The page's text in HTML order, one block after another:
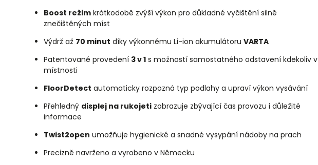
Boost režim krátkodobě zvýší výkon pro důkladné vyčištění silně
znečištěných míst
Výdrž až 70 minut díky výkonnému Li-ion akumulátoruVARTA
Patentované provedení 3 v 1 s možností samostatného odstavení kdekoliv v
místnosti
FloorDetect automaticky rozpozná typ podlahy a upraví výkon vysávání
Přehledný displej na rukojeti zobrazuje zbývající čas provozu i důležité
informace
Twist2open umožňuje hygienické a snadné vysypání nádoby na prach
Precizně navrženo a vyrobeno v Německu